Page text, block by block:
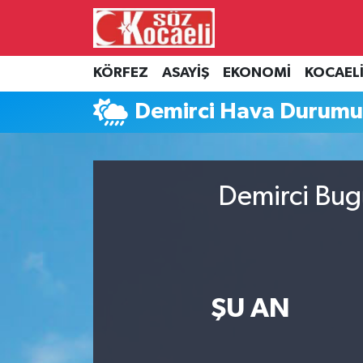
KÖRFEZ ASAYİŞ EKONOMİ KOCAELİ
Demirci Hava Durumu
Demirci
ŞU AN
Kocaeli Nöbetçi Eczaneler
Kocaeli Hava Durumu
Kocaeli Trafik Yoğunluk Haritası